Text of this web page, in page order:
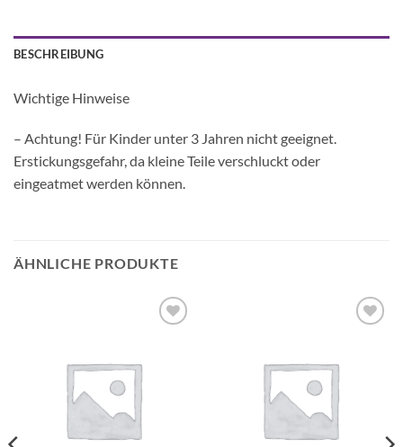
BESCHREIBUNG
Wichtige Hinweise
– Achtung! Für Kinder unter 3 Jahren nicht geeignet.
Erstickungsgefahr, da kleine Teile verschluckt oder
eingeatmet werden können.
ÄHNLICHE PRODUKTE